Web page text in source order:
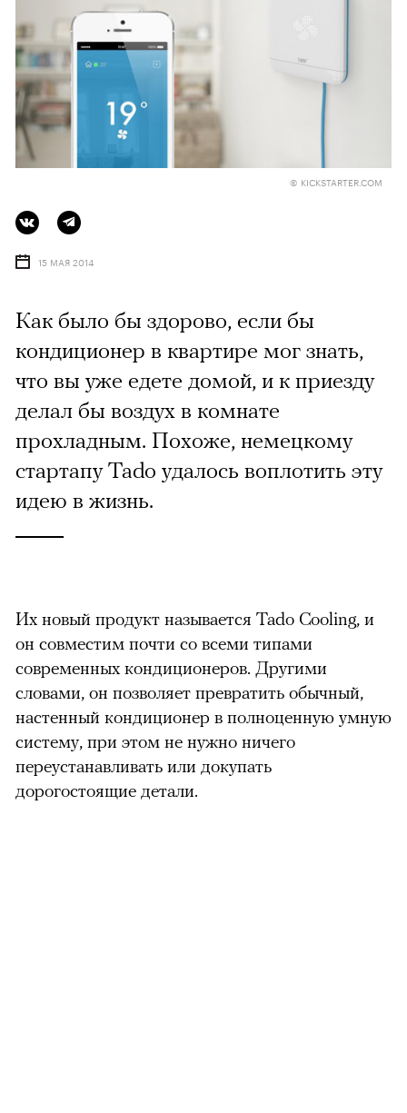
© KICKSTARTER.COM
15 МАЯ 2014
Как было бы здорово, если бы
кондиционер в квартире мог знать,
что вы уже едете домой, и к приезду
делал бы воздух в комнате
прохладным. Похоже, немецкому
стартапу Tado удалось воплотить эту
идею в жизнь.
Их новый продукт называется Tado Cooling, и
он совместим почти со всеми типами
современных кондиционеров. Другими
словами, он позволяет превратить обычный,
настенный кондиционер в полноценную умную
систему, при этом не нужно ничего
переустанавливать или докупать
дорогостоящие детали.